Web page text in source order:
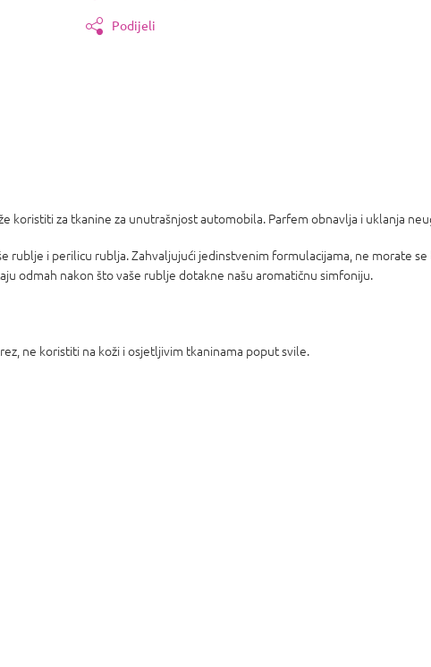
Podijeli
koristiti za tkanine za unutrašnjost automobila. Parfem obnavlja i uklanja
rublje i perilicu rublja. Zahvaljujući jedinstvenim formulacijama, ne morate
odmah nakon što vaše rublje dotakne našu aromatičnu simfoniju.
ne koristiti na koži i osjetljivim tkaninama poput svile.